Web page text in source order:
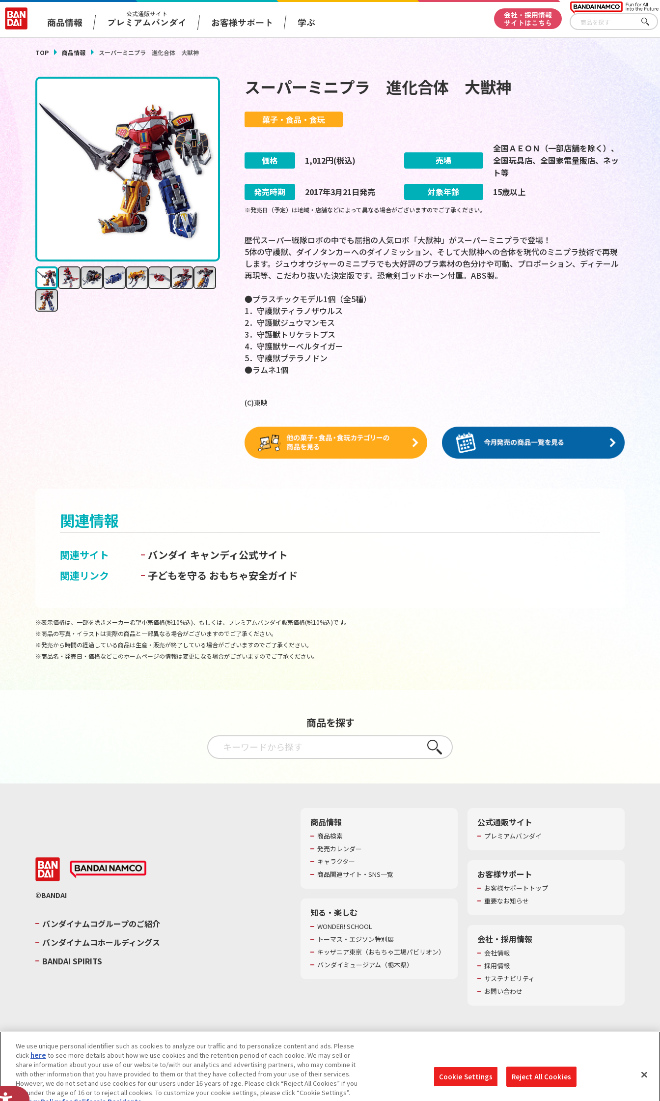
商品情報
公式通販サイト
プレミアムバンダイ お客様サポート 学ぶ
会社・採用情報
サイトはこちら
さが
す
TOP 商品情報 スーパーミニプラ 進化合体 大獣神
スーパーミニプラ 進化合体 大獣神
菓子・食品・食玩
価格 1,012円(税込) 売場
全国ＡＥＯＮ（一部店舗を除く）、
全国玩具店、全国家電量販店、ネッ
ト等
発売時期
2017年3月21日発売 対象年齢 15歳以上
※発売日（予定）は地域・店舗などによって異なる場合がございますのでご了承ください。
歴代スーパー戦隊ロボの中でも屈指の人気ロボ「大獣神」がスーパーミニプラで登場！
5体の守護獣、ダイノタンカーへのダイノミッション、そして大獣神への合体を現代のミニプラ技術で再現
します。ジュウオウジャーのミニプラでも大好評のプラ素材の色分けや可動、プロポーション、ディテール
再現等、こだわり抜いた決定版です。恐竜剣ゴッドホーン付属。ABS製。
●プラスチックモデル1個（全5種）
1．守護獣ティラノザウルス
2．守護獣ジュウマンモス
3．守護獣トリケラトプス
4．守護獣サーベルタイガー
5．守護獣プテラノドン
●ラムネ1個
(C)東映
関連情報
関連サイト
バンダイ キャンディ公式サイト
関連リンク
子どもを守る おもちゃ安全ガイド
※表示価格は、一部を除きメーカー希望小売価格(税10%込)、もしくは、プレミアムバンダイ販売価格(税10%込)です。
※商品の写真・イラストは実際の商品と一部異なる場合がございますのでご了承ください。
※発売から時間の経過している商品は生産・販売が終了している場合がございますのでご了承ください。
※商品名・発売日・価格などこのホームページの情報は変更になる場合がございますのでご了承ください。
商品を探す
さがす
©BANDAI
バンダイナムコグループのご紹介
バンダイナムコホールディングス
BANDAI SPIRITS
商品情報
商品検索
発売カレンダー
キャラクター
商品関連サイト・SNS一覧
知る・楽しむ
WONDER! SCHOOL
トーマス・エジソン特別展
キッザニア東京（おもちゃ工場パビリオン）​
バンダイミュージアム（栃木県）
公式通販サイト
プレミアムバンダイ
お客様サポート
お客様サポートトップ
重要なお知らせ
会社・採用情報
会社情報
採用情報
サステナビリティ
お問い合わせ
ウェブサイトご利用条件ソーシャルメディアポリシー個人情報及び特定個人情報等の取り扱いに関する保護方針
Do Not Sell or Share My Personal Information著作権・商標についてカスタマーハラスメントに対する基本的な対応方針
We use unique personal identifier such as cookies to analyze our traffic and to personalize content and ads. Please
click here to see more details about how we use cookies and the retention period of each cookie. We may sell or
share information about your use of our website to/with our analytics and advertising partners, who may combine it
with other information that you have provided to them or that they have collected from your use of their services.
However, we do not set and use cookies for our users under 16 years of age. Please click “Reject All Cookies” if you
are under the age of 16 or to reject all cookies. To customize your cookie settings, please click “Cookie Settings”.
Cookie Settings Reject All Cookies